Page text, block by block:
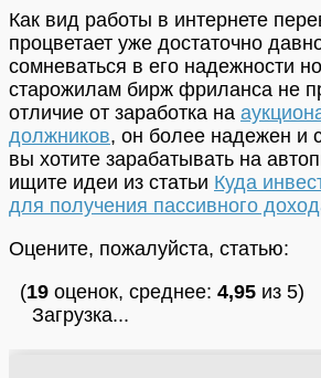
Как вид работы в интернете
процветает уже достаточно
сомневаться в его надежности
старожилам бирж фриланса не
отличие от заработка на
должников, он более надежен и
вы хотите зарабатывать на
ищите идеи из статьи Куда
для получения пассивного
Оцените, пожалуйста, статью:
(19 оценок, среднее: 4,95 из 5)
Загрузка...